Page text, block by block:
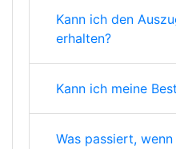
Kann ich den
erhalten?
Kann ich meine
Was passiert,